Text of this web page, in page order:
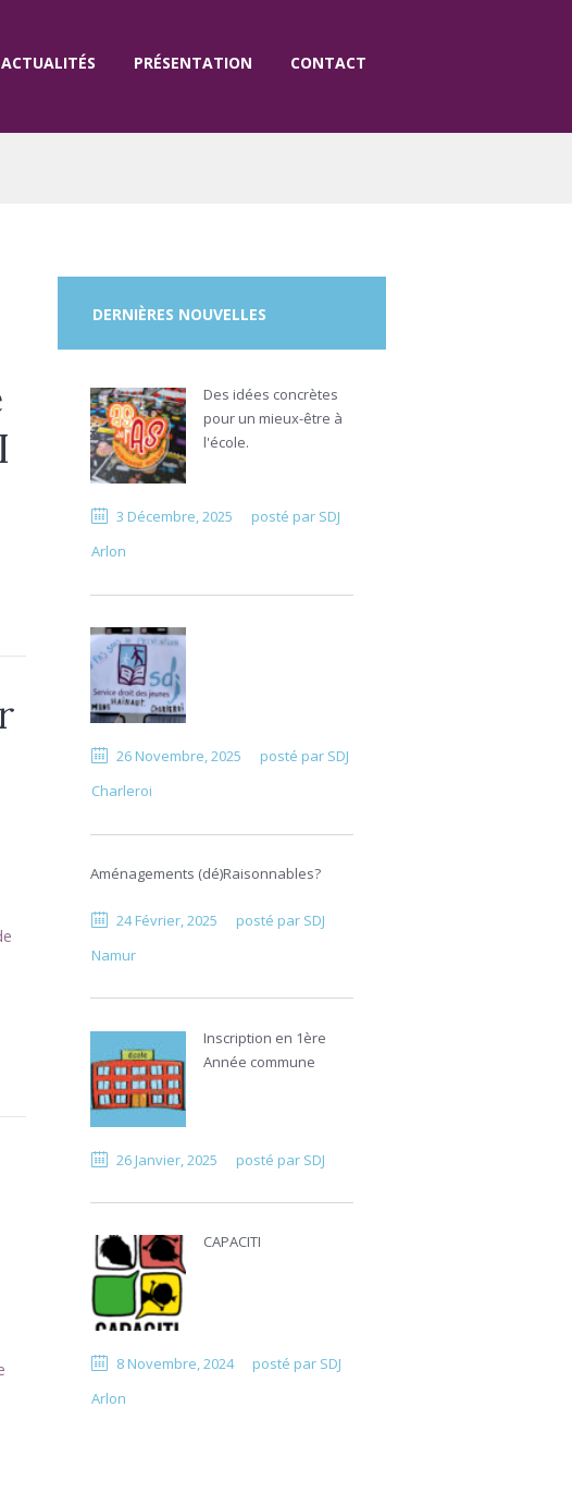
ACTUALITÉS PRÉSENTATION CONTACT
DERNIÈRES NOUVELLES
Des idées concrètes
pour un mieux-être à
l'école.
3 Décembre, 2025 posté par SDJ
Arlon
26 Novembre, 2025 posté par SDJ
Charleroi
Aménagements (dé)Raisonnables?
24 Février, 2025 posté par SDJ
Namur
Inscription en 1ère
Année commune
26 Janvier, 2025 posté par SDJ
CAPACITI
8 Novembre, 2024 posté par SDJ
Arlon